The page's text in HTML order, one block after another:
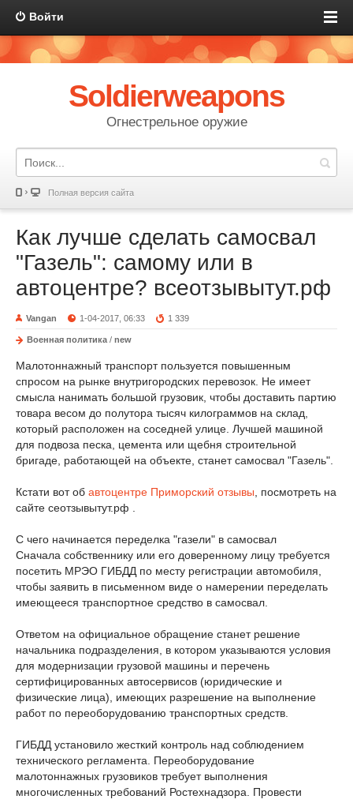
Войти
Soldierweapons
Огнестрельное оружие
Полная версия сайта
Как лучше сделать самосвал
"Газель": самому или в
автоцентре? всеотзывытут.рф
Vangan 1-04-2017, 06:33 1 339
Военная политика / new
Малотоннажный транспорт пользуется повышенным
спросом на рынке внутригородских перевозок. Не имеет
смысла нанимать большой грузовик, чтобы доставить партию
товара весом до полутора тысяч килограммов на склад,
который расположен на соседней улице. Лучшей машиной
для подвоза песка, цемента или щебня строительной
бригаде, работающей на объекте, станет самосвал "Газель".
Кстати вот об автоцентре Приморский отзывы , посмотреть на
сайте сеотзывытут.рф .
С чего начинается переделка "газели" в самосвал
Сначала собственнику или его доверенному лицу требуется
посетить МРЭО ГИБДД по месту регистрации автомобиля,
чтобы заявить в письменном виде о намерении переделать
имеющееся транспортное средство в самосвал.
Ответом на официальное обращение станет решение
начальника подразделения, в котором указываются условия
для модернизации грузовой машины и перечень
сертифицированных автосервисов (юридические и
физические лица), имеющих разрешение на выполнение
работ по переоборудованию транспортных средств.
ГИБДД установило жесткий контроль над соблюдением
технического регламента. Переоборудование
малотоннажных грузовиков требует выполнения
многочисленных требований Ростехнадзора. Провести